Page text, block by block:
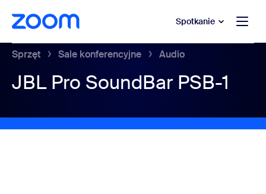
treści głównej
pomocy na czacie Spotkanie
Sprzęt Sale konferencyjne Audio
JBL Pro SoundBar PSB-1